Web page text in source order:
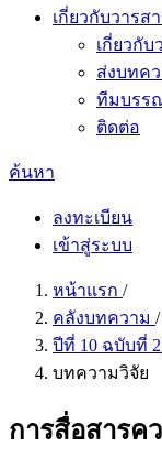
เกี่ยวกับวารส
เกี่ยวกับ
ส่งบทค
ทีมบรร
ติดต่อ
ค้นหา
ลงทะเบียน
เข้าสู่ระบบ
หน้าแรก /
คลังบทความ /
ปีที่ 10 ฉบับที่
บทความวิจัย
การสื่อสารค